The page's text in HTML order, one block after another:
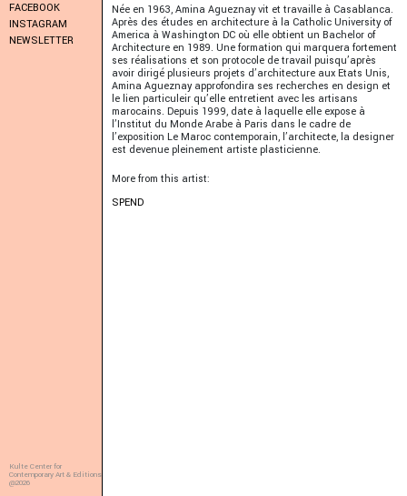
FACEBOOK
INSTAGRAM
NEWSLETTER
Kulte Center for
Contemporary Art & Editions
@2026
Née en 1963, Amina Agueznay vit et travaille à Casablanca.
Après des études en architecture à la Catholic University of
America à Washington DC où elle obtient un Bachelor of
Architecture en 1989. Une formation qui marquera fortement
ses réalisations et son protocole de travail puisqu’après
avoir dirigé plusieurs projets d’architecture aux Etats Unis,
Amina Agueznay approfondira ses recherches en design et
le lien particuleir qu’elle entretient avec les artisans
marocains. Depuis 1999, date à laquelle elle expose à
l’Institut du Monde Arabe à Paris dans le cadre de
l’exposition Le Maroc contemporain, l’architecte, la designer
est devenue pleinement artiste plasticienne.
More from this artist:
SPEND